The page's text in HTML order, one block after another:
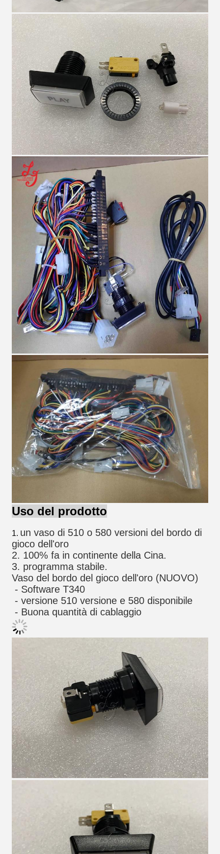
Uso del prodotto
1. un vaso di 510 o 580 versioni del bordo di
gioco dell'oro
2. 100% fa in continente della Cina.
3. programma stabile.
Vaso del bordo del gioco dell'oro (NUOVO)
- Software T340
- versione 510 versione e 580 disponibile
- Buona quantità di cablaggio